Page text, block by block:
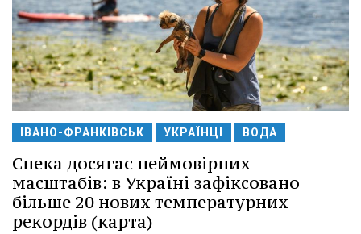
ІВАНО-ФРАНКІВСЬК УКРАЇНЦІ ВОДА
Спека досягає неймовірних
масштабів: в Україні зафіксовано
більше 20 нових температурних
рекордів (карта)